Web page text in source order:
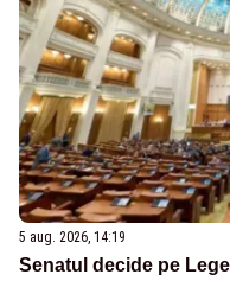
5 aug. 2026, 14:19
Senatul decide pe